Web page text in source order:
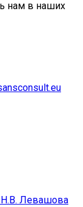
нам в наших
Н.В. Левашова